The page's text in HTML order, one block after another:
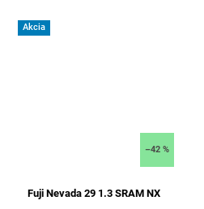
Akcia
–42 %
Fuji Nevada 29 1.3 SRAM NX